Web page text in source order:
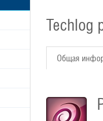
Techlog
Общая